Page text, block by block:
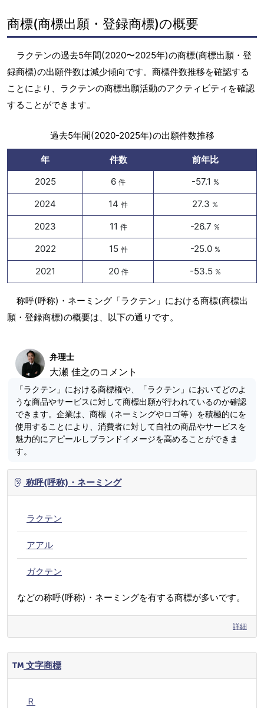
商標(商標出願・登録商標)の概要
ラクテンの過去5年間(2020〜2025年)の商標(商標出願・登
録商標)の出願件数は減少傾向です。商標件数推移を確認する
ことにより、ラクテンの商標出願活動のアクティビティを確認
することができます。
過去5年間(2020-2025年)の出願件数推移
年 件数
前年比
2025
6 件 -57.1 %
2024 14 件 27.3 %
2023 11 件 -26.7 %
2022 15 件 -25.0 %
2021 20 件 -53.5 %
称呼(呼称)・ネーミング「ラクテン」における商標(商標出
願・登録商標)の概要は、以下の通りです。
弁理士
大瀬 佳之のコメント
「ラクテン」における商標権や、「ラクテン」においてどのよ
うな商品やサービスに対して商標出願が行われているのか確認
できます。企業は、商標（ネーミングやロゴ等）を積極的にを
使用することにより、消費者に対して自社の商品やサービスを
魅力的にアピールしブランドイメージを高めることができま
す。
称呼(呼称)・ネーミング
ラクテン
アアル
ガクテン
などの称呼(呼称)・ネーミングを有する商標が多いです。
詳細
文字商標
Ｒ